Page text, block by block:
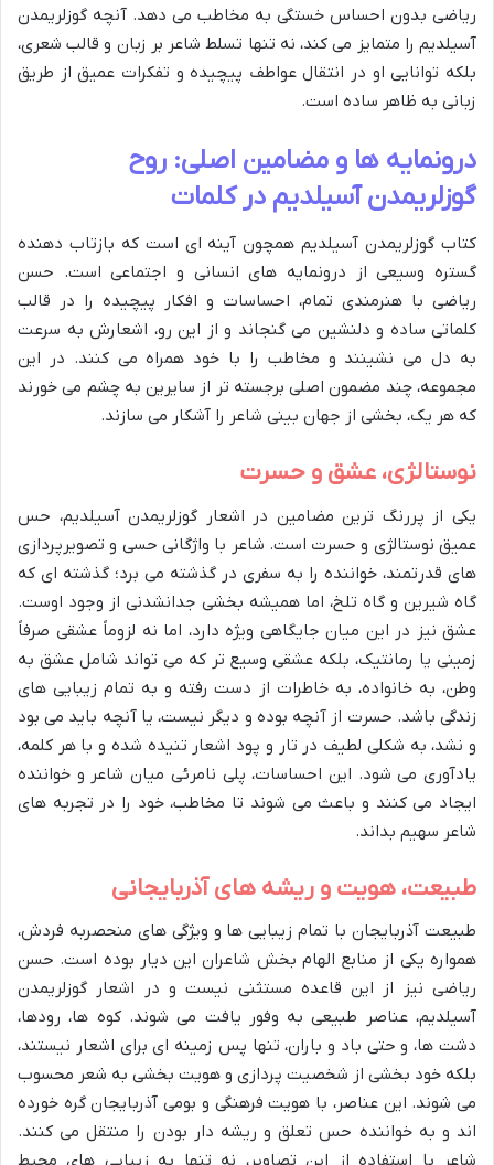
ریاضی بدون احساس خستگی به مخاطب می دهد. آنچه گوزلریمدن
آسیلدیم را متمایز می کند، نه تنها تسلط شاعر بر زبان و قالب شعری،
بلکه توانایی او در انتقال عواطف پیچیده و تفکرات عمیق از طریق
زبانی به ظاهر ساده است.
درونمایه ها و مضامین اصلی: روح
گوزلریمدن آسیلدیم در کلمات
کتاب گوزلریمدن آسیلدیم همچون آینه ای است که بازتاب دهنده
گستره وسیعی از درونمایه های انسانی و اجتماعی است. حسن
ریاضی با هنرمندی تمام، احساسات و افکار پیچیده را در قالب
کلماتی ساده و دلنشین می گنجاند و از این رو، اشعارش به سرعت
به دل می نشینند و مخاطب را با خود همراه می کنند. در این
مجموعه، چند مضمون اصلی برجسته تر از سایرین به چشم می خورند
که هر یک، بخشی از جهان بینی شاعر را آشکار می سازند.
نوستالژی، عشق و حسرت
یکی از پررنگ ترین مضامین در اشعار گوزلریمدن آسیلدیم، حس
عمیق نوستالژی و حسرت است. شاعر با واژگانی حسی و تصویرپردازی
های قدرتمند، خواننده را به سفری در گذشته می برد؛ گذشته ای که
گاه شیرین و گاه تلخ، اما همیشه بخشی جدانشدنی از وجود اوست.
عشق نیز در این میان جایگاهی ویژه دارد، اما نه لزوماً عشقی صرفاً
زمینی یا رمانتیک، بلکه عشقی وسیع تر که می تواند شامل عشق به
وطن، به خانواده، به خاطرات از دست رفته و به تمام زیبایی های
زندگی باشد. حسرت از آنچه بوده و دیگر نیست، یا آنچه باید می بود
و نشد، به شکلی لطیف در تار و پود اشعار تنیده شده و با هر کلمه،
یادآوری می شود. این احساسات، پلی نامرئی میان شاعر و خواننده
ایجاد می کنند و باعث می شوند تا مخاطب، خود را در تجربه های
شاعر سهیم بداند.
طبیعت، هویت و ریشه های آذربایجانی
طبیعت آذربایجان با تمام زیبایی ها و ویژگی های منحصربه فردش،
همواره یکی از منابع الهام بخش شاعران این دیار بوده است. حسن
ریاضی نیز از این قاعده مستثنی نیست و در اشعار گوزلریمدن
آسیلدیم، عناصر طبیعی به وفور یافت می شوند. کوه ها، رودها،
دشت ها، و حتی باد و باران، تنها پس زمینه ای برای اشعار نیستند،
بلکه خود بخشی از شخصیت پردازی و هویت بخشی به شعر محسوب
می شوند. این عناصر، با هویت فرهنگی و بومی آذربایجان گره خورده
اند و به خواننده حس تعلق و ریشه دار بودن را منتقل می کنند.